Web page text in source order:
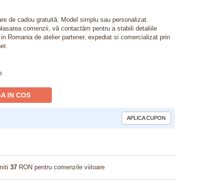
de cadou gratuită. Model simplu sau personalizat.
comenzii, vă contactăm pentru a stabili detaliile
Romania de atelier partener, expediat si comercializat prin
IN COS
APLICA CUPON
37 RON pentru comenzile viitoare